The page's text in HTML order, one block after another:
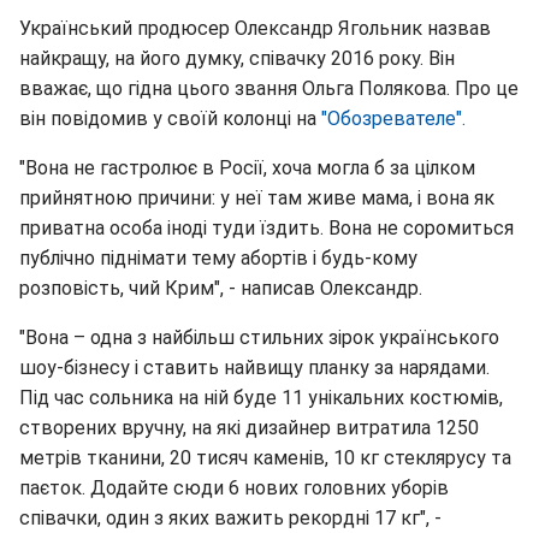
Український продюсер Олександр Ягольник назвав
найкращу, на його думку, співачку 2016 року. Він
вважає, що гідна цього звання Ольга Полякова. Про це
він повідомив у своїй колонці на "Обозревателе".
"Вона не гастролює в Росії, хоча могла б за цілком
прийнятною причини: у неї там живе мама, і вона як
приватна особа іноді туди їздить. Вона не соромиться
публічно піднімати тему абортів і будь-кому
розповість, чий Крим", - написав Олександр.
"Вона – одна з найбільш стильних зірок українського
шоу-бізнесу і ставить найвищу планку за нарядами.
Під час сольника на ній буде 11 унікальних костюмів,
створених вручну, на які дизайнер витратила 1250
метрів тканини, 20 тисяч каменів, 10 кг стеклярусу та
паєток. Додайте сюди 6 нових головних уборів
співачки, один з яких важить рекордні 17 кг", -